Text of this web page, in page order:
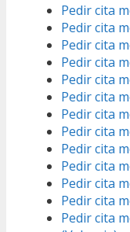
Pedir cita
Pedir cita
Pedir cita
Pedir cita
Pedir cita
Pedir cita
Pedir cita
Pedir cita
Pedir cita
Pedir cita
Pedir cita
Pedir cita
Pedir cita